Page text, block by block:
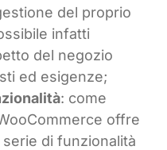
del proprio
infatti
del negozio
ed esigenze;
: come
offre
serie di funzionalità